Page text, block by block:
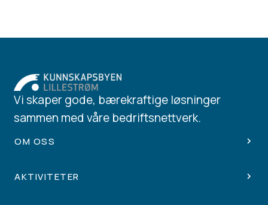
Vi skaper gode, bærekraftige løsninger
sammen med våre bedriftsnettverk.
OM OSS
AKTIVITETER